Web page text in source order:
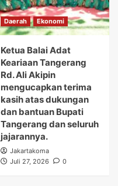
Daerah Ekonomi
Ketua Balai Adat
Keariaan Tangerang
Rd. Ali Akipin
mengucapkan terima
kasih atas dukungan
dan bantuan Bupati
Tangerang dan seluruh
jajarannya.
Jakartakoma
Juli 27, 2026
0